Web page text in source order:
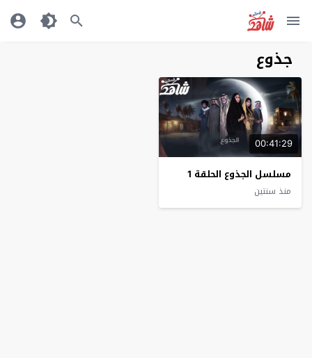
جذوع
00:41:29
مسلسل الجذوع الحلقة 1
منذ سنتين